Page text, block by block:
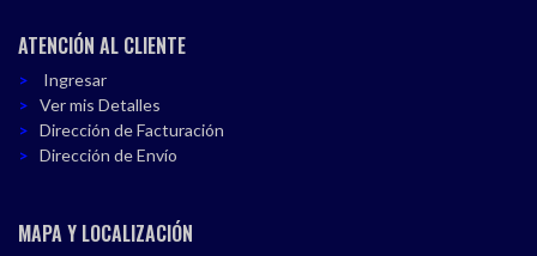
ATENCIÓN AL CLIENTE
Ingresar
Ver mis Detalles
Dirección de Facturación
Dirección de Envío
MAPA Y LOCALIZACIÓN